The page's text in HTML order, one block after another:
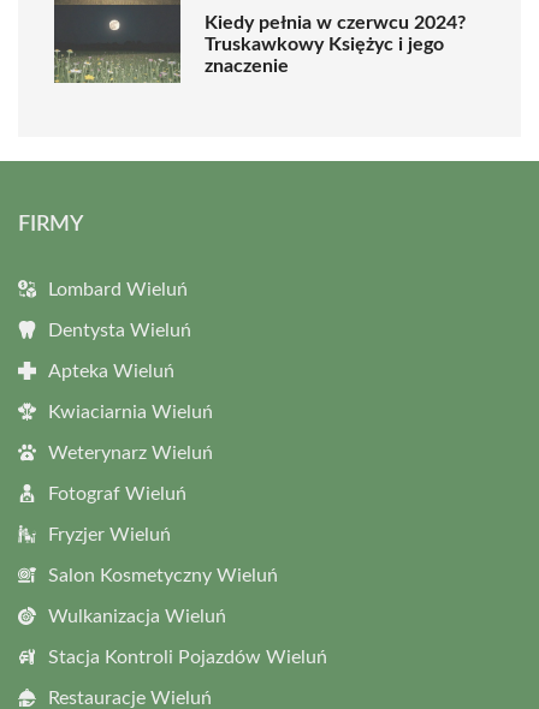
Kiedy pełnia w czerwcu 2024?
Truskawkowy Księżyc i jego
znaczenie
FIRMY
Lombard Wieluń
Dentysta Wieluń
Apteka Wieluń
Kwiaciarnia Wieluń
Weterynarz Wieluń
Fotograf Wieluń
Fryzjer Wieluń
Salon Kosmetyczny Wieluń
Wulkanizacja Wieluń
Stacja Kontroli Pojazdów Wieluń
Restauracje Wieluń